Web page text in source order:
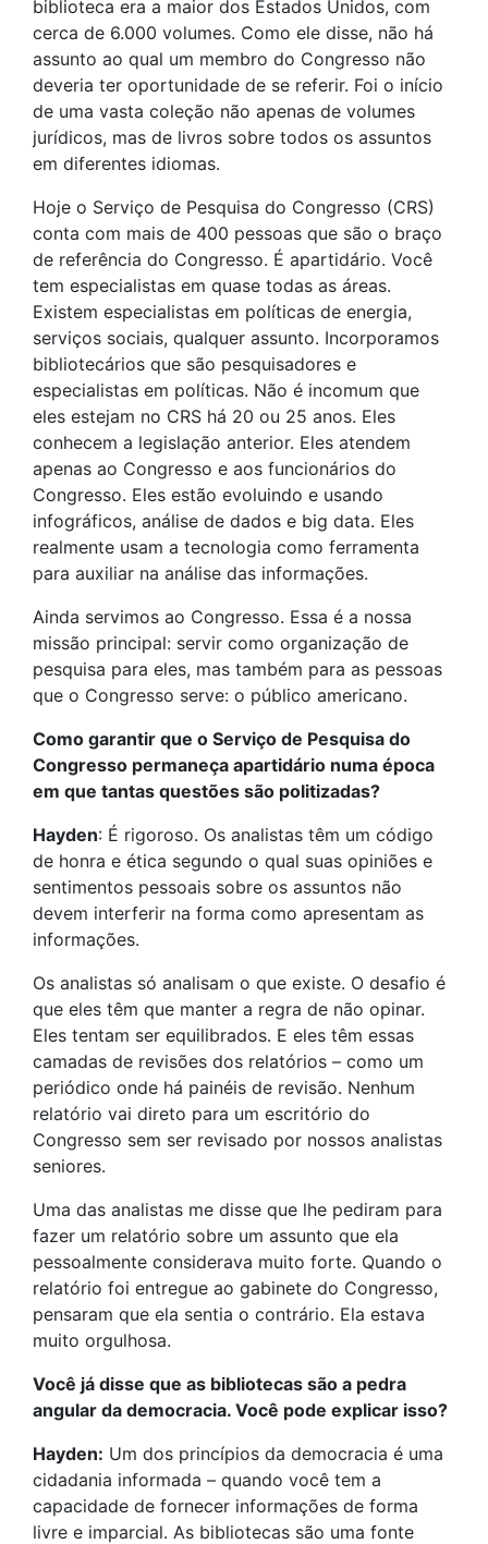
biblioteca era a maior dos Estados Unidos, com
cerca de 6.000 volumes. Como ele disse, não há
assunto ao qual um membro do Congresso não
deveria ter oportunidade de se referir. Foi o início
de uma vasta coleção não apenas de volumes
jurídicos, mas de livros sobre todos os assuntos
em diferentes idiomas.
Hoje o Serviço de Pesquisa do Congresso (CRS)
conta com mais de 400 pessoas que são o braço
de referência do Congresso. É apartidário. Você
tem especialistas em quase todas as áreas.
Existem especialistas em políticas de energia,
serviços sociais, qualquer assunto. Incorporamos
bibliotecários que são pesquisadores e
especialistas em políticas. Não é incomum que
eles estejam no CRS há 20 ou 25 anos. Eles
conhecem a legislação anterior. Eles atendem
apenas ao Congresso e aos funcionários do
Congresso. Eles estão evoluindo e usando
infográficos, análise de dados e big data. Eles
realmente usam a tecnologia como ferramenta
para auxiliar na análise das informações.
Ainda servimos ao Congresso. Essa é a nossa
missão principal: servir como organização de
pesquisa para eles, mas também para as pessoas
que o Congresso serve: o público americano.
Como garantir que o Serviço de Pesquisa do
Congresso permaneça apartidário numa época
em que tantas questões são politizadas?
Hayden: É rigoroso. Os analistas têm um código
de honra e ética segundo o qual suas opiniões e
sentimentos pessoais sobre os assuntos não
devem interferir na forma como apresentam as
informações.
Os analistas só analisam o que existe. O desafio é
que eles têm que manter a regra de não opinar.
Eles tentam ser equilibrados. E eles têm essas
camadas de revisões dos relatórios – como um
periódico onde há painéis de revisão. Nenhum
relatório vai direto para um escritório do
Congresso sem ser revisado por nossos analistas
seniores.
Uma das analistas me disse que lhe pediram para
fazer um relatório sobre um assunto que ela
pessoalmente considerava muito forte. Quando o
relatório foi entregue ao gabinete do Congresso,
pensaram que ela sentia o contrário. Ela estava
muito orgulhosa.
Você já disse que as bibliotecas são a pedra
angular da democracia. Você pode explicar isso?
Hayden: Um dos princípios da democracia é uma
cidadania informada – quando você tem a
capacidade de fornecer informações de forma
livre e imparcial. As bibliotecas são uma fonte